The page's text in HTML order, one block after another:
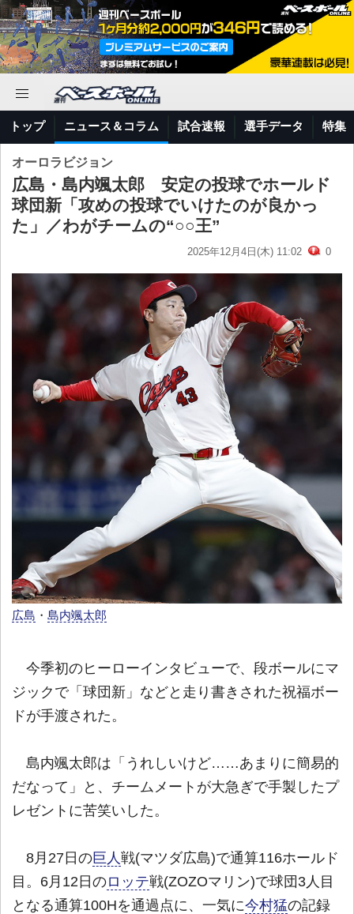
トップ ニュース＆コラム 試合速報 選手データ 特集
オーロラビジョン
広島・島内颯太郎 安定の投球でホールド
球団新「攻めの投球でいけたのが良かっ
た」／わがチームの“○○王”
2025年12月4日(木) 11:02 0
広島 ・ 島内颯太郎
今季初のヒーローインタビューで、段ボールにマ
ジックで「球団新」などと走り書きされた祝福ボー
ドが手渡された。
島内颯太郎は「うれしいけど……あまりに簡易的
だなって」と、チームメートが大急ぎで手製したプ
レゼントに苦笑いした。
8月27日の巨人 戦(マツダ広島)で通算116ホールド
目。6月12日のロッテ戦(ZOZOマリン)で球団3人目
となる通算100Hを通過点に、一気に今村猛の記録